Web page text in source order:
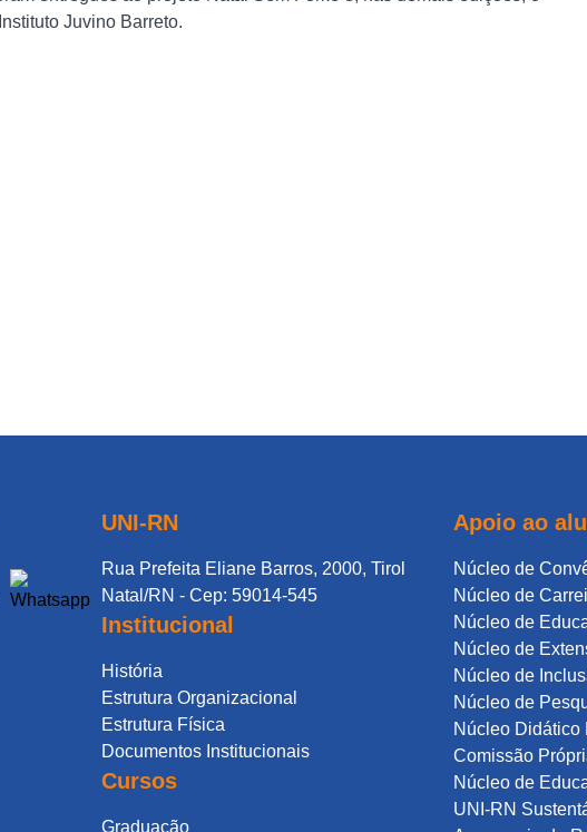
Juvino Barreto.
UNI-RN
Rua Prefeita Eliane Barros, 2000, Tirol
Natal/RN - Cep: 59014-545
Institucional
História
Estrutura Organizacional
Estrutura Física
Documentos Institucionais
Cursos
Graduação
Apoio ao
Núcleo de
Núcleo de
Núcleo de
Núcleo de
Núcleo de
Núcleo de
Núcleo Didático
Comissão
Núcleo de
UNI-RN